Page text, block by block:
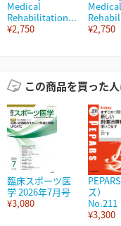
Medical
Rehabilitation...
¥2,750
Medical
¥2,750
この商品を買った
臨床スポーツ医
学 2026年7月号
¥3,080
ズ）
No.211
¥3,300